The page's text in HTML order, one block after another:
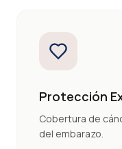
Protección
Cobertura de
del embarazo.